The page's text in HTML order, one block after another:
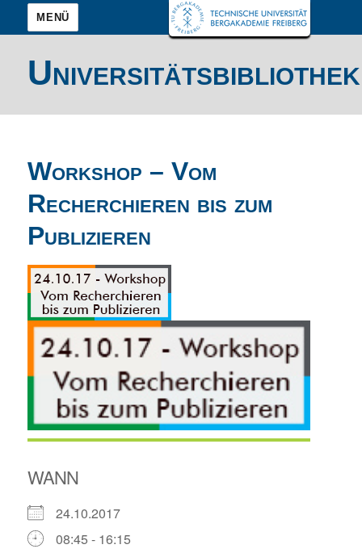
MENÜ
Universitätsbibliothek
Workshop – Vom
Recherchieren bis zum
Publizieren
WANN
24.10.2017
08:45 - 16:15